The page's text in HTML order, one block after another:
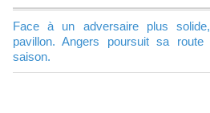
Face à un adversaire plus
pavillon. Angers poursuit sa
saison.